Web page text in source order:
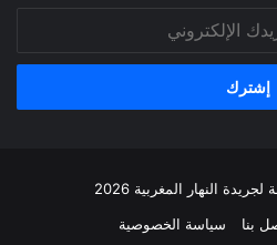
النهار المغربية 2026
بنا سياسة الخصوصية